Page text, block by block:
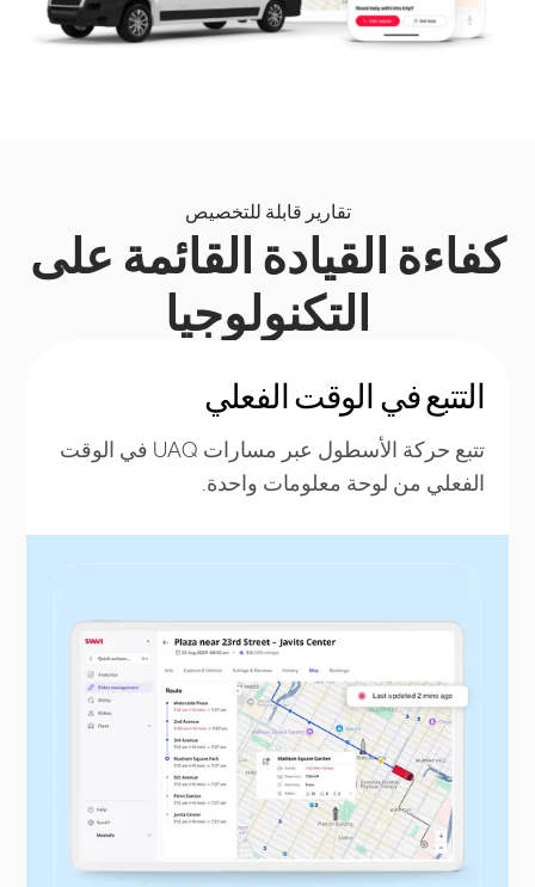
تقارير قابلة للتخصيص
كفاءة القيادة القائمة على
التكنولوجيا
التتبع في الوقت الفعلي
تتبع حركة الأسطول عبر مسارات UAQ في الوقت
الفعلي من لوحة معلومات واحدة.